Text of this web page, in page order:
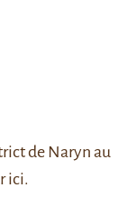
de Naryn au
ici.